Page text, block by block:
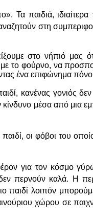
Τα παιδιά,
στη
στο νήπιό μας
το φούρνο, να
ένα επιφώνημα
κανένας γονιός
μέσα από μια
οι φόβοι του
για τον κόσμο
περνούν καλά. Η
παιδί λοιπόν
χώρου σε